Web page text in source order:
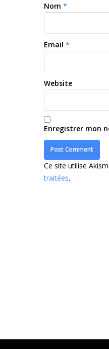
Nom *
Email *
Website
Enregistrer mon
Ce site utilise
traitées.